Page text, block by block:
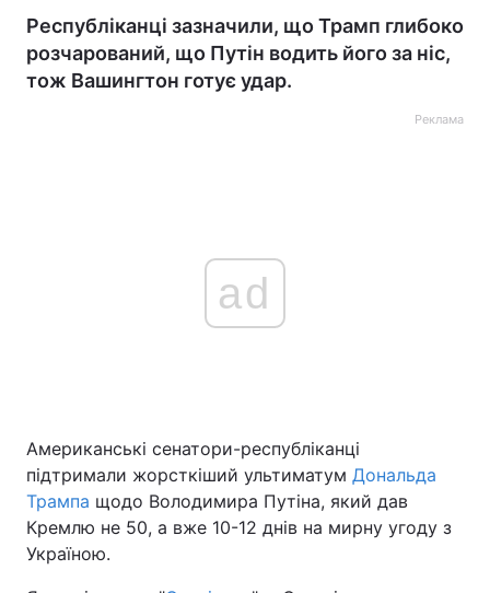
Республіканці зазначили, що Трамп глибоко
розчарований, що Путін водить його за ніс,
тож Вашингтон готує удар.
Реклама
ad
Американські сенатори-республіканці
підтримали жорсткіший ультиматум Дональда
Трампа щодо Володимира Путіна, який дав
Кремлю не 50, а вже 10-12 днів на мирну угоду з
Україною.